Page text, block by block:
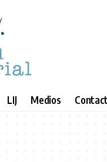
LIJ Medios